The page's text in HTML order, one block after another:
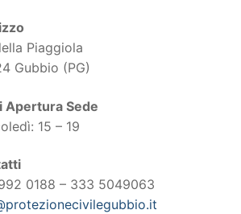
Piaggiola
Gubbio (PG)
Apertura Sede
15 – 19
0188 – 333 5049063